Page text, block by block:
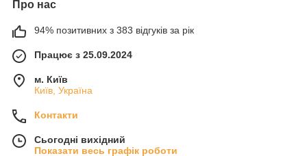
Про нас
94% позитивних з 383 відгуків за рік
Працює з 25.09.2024
м. Київ
Київ, Україна
Контакти
Сьогодні вихідний
Показати весь графік роботи